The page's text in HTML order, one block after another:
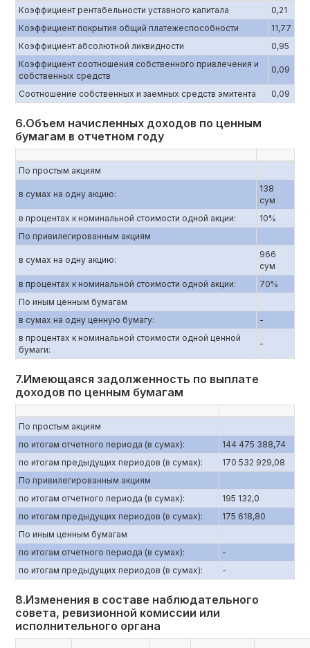
Коэффициент рентабельности уставного капитала
0,21
Коэффициент покрытия общий платежеспособности
11,77
Коэффициент абсолютной ликвидности
0,95
Коэффициент соотношения собственного привлечения и
собственных средств
0,09
Соотношение собственных и заемных средств эмитента 0,09
6.Объем начисленных доходов по ценным
бумагам в отчетном году
По простым акциям
в сумах на одну акцию:
138
сум
в процентах к номинальной стоимости одной акции:
10%
По привилегированным акциям
в сумах на одну акцию:
966
сум
в процентах к номинальной стоимости одной акции:
70%
По иным ценным бумагам
в сумах на одну ценную бумагу:
-
в процентах к номинальной стоимости одной ценной
бумаги:
-
7.Имеющаяся задолженность по выплате
доходов по ценным бумагам
По простым акциям
по итогам отчетного периода (в сумах):
144 475 388,74
по итогам предыдущих периодов (в сумах):
170 532 929,08
По привилегированным акциям
по итогам отчетного периода (в сумах):
195 132,0
по итогам предыдущих периодов (в сумах):
175 618,80
По иным ценным бумагам
по итогам отчетного периода (в сумах):
-
по итогам предыдущих периодов (в сумах):
-
8.Изменения в составе наблюдательного
совета, ревизионной комиссии или
исполнительного органа